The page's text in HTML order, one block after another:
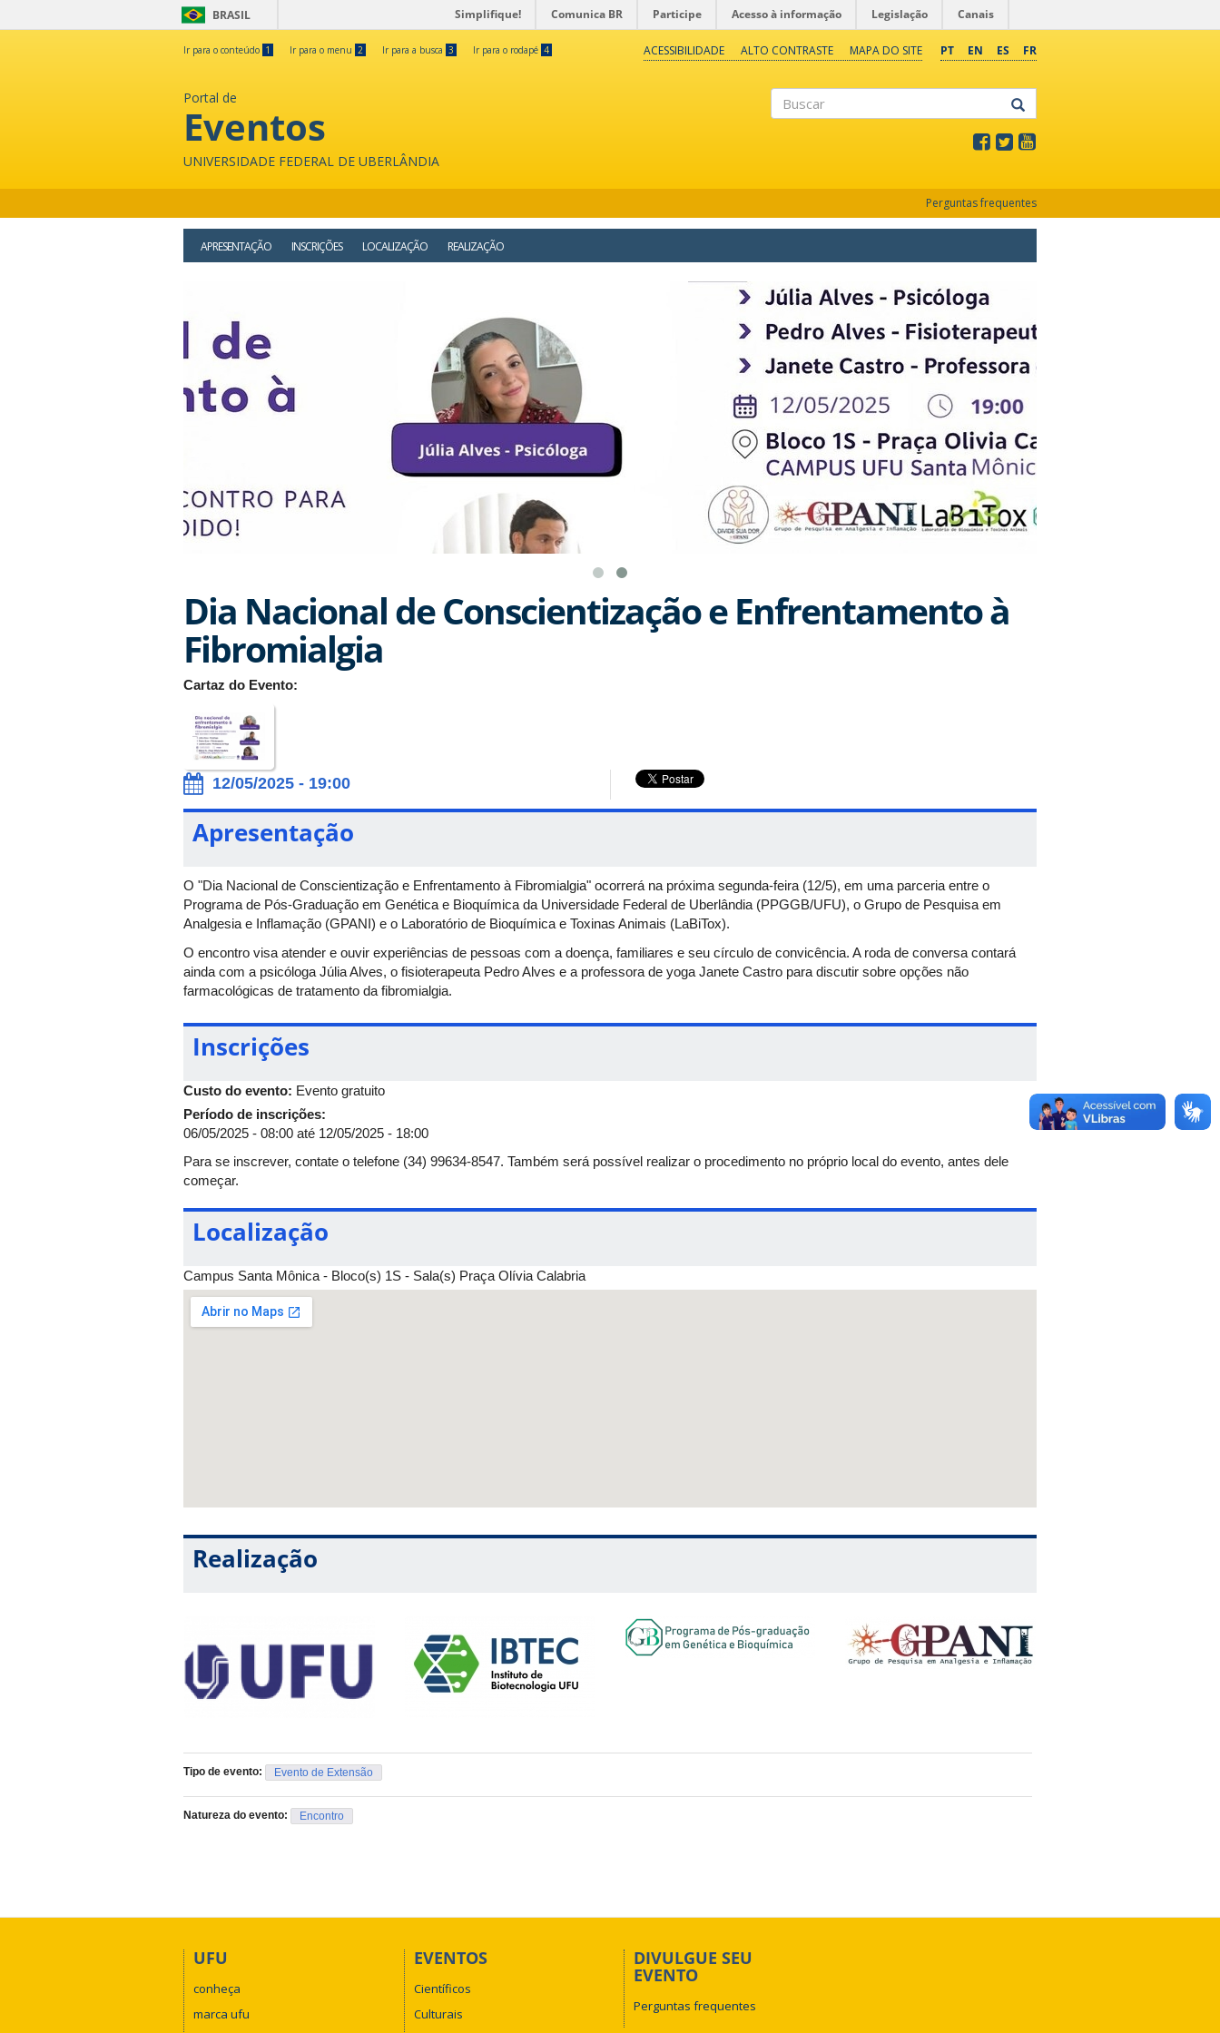
BRASIL Simplifique! Comunica BR Participe Acesso à informação Legislação Canais
Ir para o conteúdo 1 Ir para o menu 2 Ir para a busca 3 Ir para o rodapé 4 PT EN ES FR
ACESSIBILIDADE ALTO CONTRASTE MAPA DO SITE
Portal de
Eventos
UNIVERSIDADE FEDERAL DE UBERLÂNDIA
Perguntas frequentes
APRESENTAÇÃO INSCRIÇÕES LOCALIZAÇÃO REALIZAÇÃO
Dia Nacional de Conscientização e Enfrentamento à
Fibromialgia
Cartaz do Evento:
12/05/2025 - 19:00
Apresentação
O "Dia Nacional de Conscientização e Enfrentamento à Fibromialgia" ocorrerá na próxima segunda-feira (12/5), em uma parceria entre o
Programa de Pós-Graduação em Genética e Bioquímica da Universidade Federal de Uberlândia (PPGGB/UFU), o Grupo de Pesquisa em
Analgesia e Inflamação (GPANI) e o Laboratório de Bioquímica e Toxinas Animais (LaBiTox).
O encontro visa atender e ouvir experiências de pessoas com a doença, familiares e seu círculo de convicência. A roda de conversa contará
ainda com a psicóloga Júlia Alves, o fisioterapeuta Pedro Alves e a professora de yoga Janete Castro para discutir sobre opções não
farmacológicas de tratamento da fibromialgia.
Inscrições
Custo do evento: Evento gratuito
Período de inscrições:
06/05/2025 - 08:00 até 12/05/2025 - 18:00
Para se inscrever, contate o telefone (34) 99634-8547. Também será possível realizar o procedimento no próprio local do evento, antes dele
começar.
Localização
Campus Santa Mônica - Bloco(s) 1S - Sala(s) Praça Olívia Calabria
Realização
Tipo de evento: Evento de Extensão
Natureza do evento: Encontro
UFU
conheça
marca ufu
EVENTOS
Científicos
Culturais
DIVULGUE SEU
EVENTO
Perguntas frequentes